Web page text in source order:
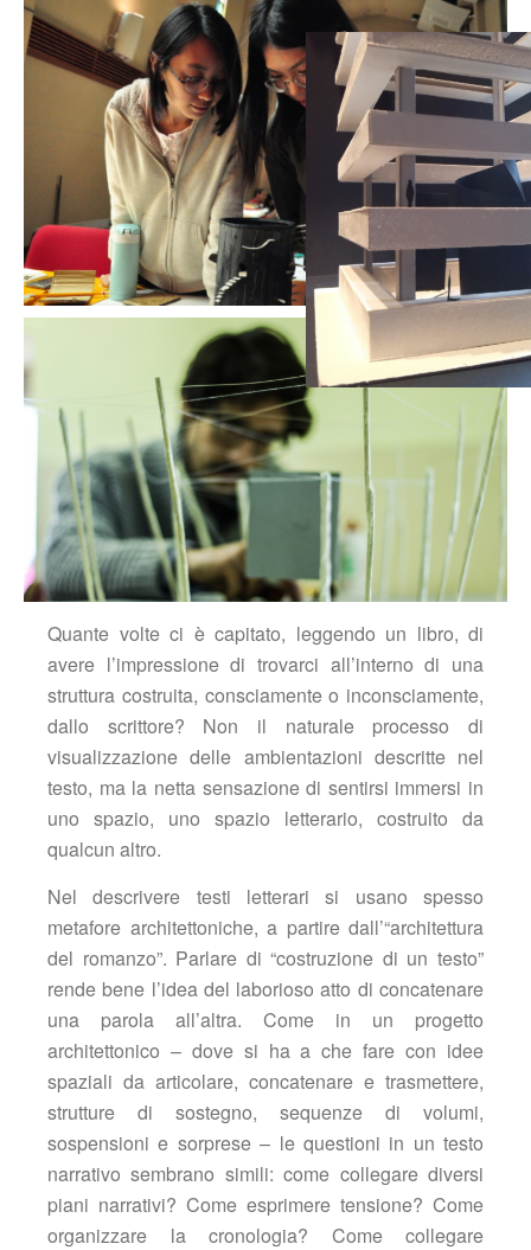
Quante volte ci è capitato, leggendo un libro, di
avere l’impressione di trovarci all’interno di una
struttura costruita, consciamente o inconsciamente,
dallo scrittore? Non il naturale processo di
visualizzazione delle ambientazioni descritte nel
testo, ma la netta sensazione di sentirsi immersi in
uno spazio, uno spazio letterario, costruito da
qualcun altro.
Nel descrivere testi letterari si usano spesso
metafore architettoniche, a partire dall’“architettura
del romanzo”. Parlare di “costruzione di un testo”
rende bene l’idea del laborioso atto di concatenare
una parola all’altra. Come in un progetto
architettonico – dove si ha a che fare con idee
spaziali da articolare, concatenare e trasmettere,
strutture di sostegno, sequenze di volumi,
sospensioni e sorprese – le questioni in un testo
narrativo sembrano simili: come collegare diversi
piani narrativi? Come esprimere tensione? Come
organizzare la cronologia? Come collegare